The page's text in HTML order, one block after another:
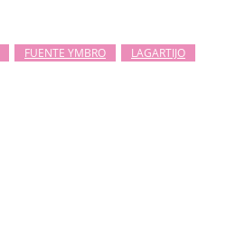
FUENTE YMBRO LAGARTIJO